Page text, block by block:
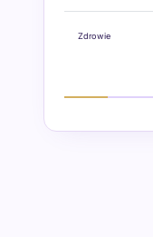
Zdrowie